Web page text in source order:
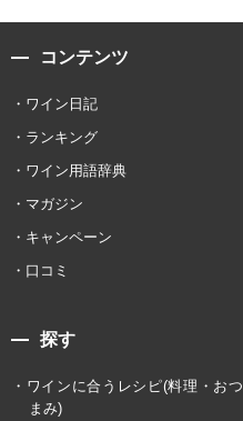
コンテンツ
ワイン日記
ランキング
ワイン用語辞典
マガジン
キャンペーン
口コミ
探す
ワインに合うレシピ(料理・おつ
まみ)